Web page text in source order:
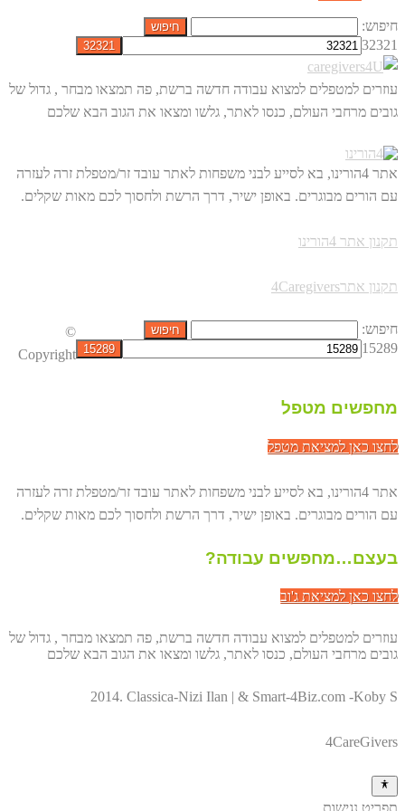
חיפוש:
32321
עוזרים למטפלים למצוא עבודה חדשה ברשת, פה תמצאו מבחר , גדול של
גובים מרחבי העולם, כנסו לאתר, גלשו ומצאו את הגוב הבא שלכם
אתר 4הורינו, בא לסייע לבני משפחות לאתר עובד זר/מטפלת זרה לעזרה
עם הורים מבוגרים. באופן ישיר, דרך הרשת ולחסוך לכם מאות שקלים.
תקנון אתר 4הורינו
תקנון אתר4Caregivers
חיפוש:
15289
מחפשים מטפל
לחצו כאן למציאת מטפל
אתר 4הורינו, בא לסייע לבני משפחות לאתר עובד זר/מטפלת זרה לעזרה
עם הורים מבוגרים. באופן ישיר, דרך הרשת ולחסוך לכם מאות שקלים.
בעצם…מחפשים עבודה?
לחצו כאן למציאת ג'וב
עוזרים למטפלים למצוא עבודה חדשה ברשת, פה תמצאו מבחר , גדול של
גובים מרחבי העולם, כנסו לאתר, גלשו ומצאו את הגוב הבא שלכם
©
Copyright
2014. Classica-Nizi Ilan | & Smart-4Biz.com -Koby S
4CareGivers
תפריט נגישות